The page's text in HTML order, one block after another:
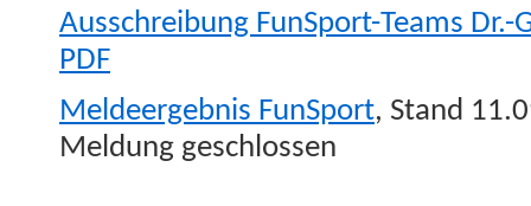
Auss­chrei­bung Fun­S­port-Teams Dr.-
PDF
Meldeergeb­nis Fun­Sport, Stand
Mel­dung geschlossen